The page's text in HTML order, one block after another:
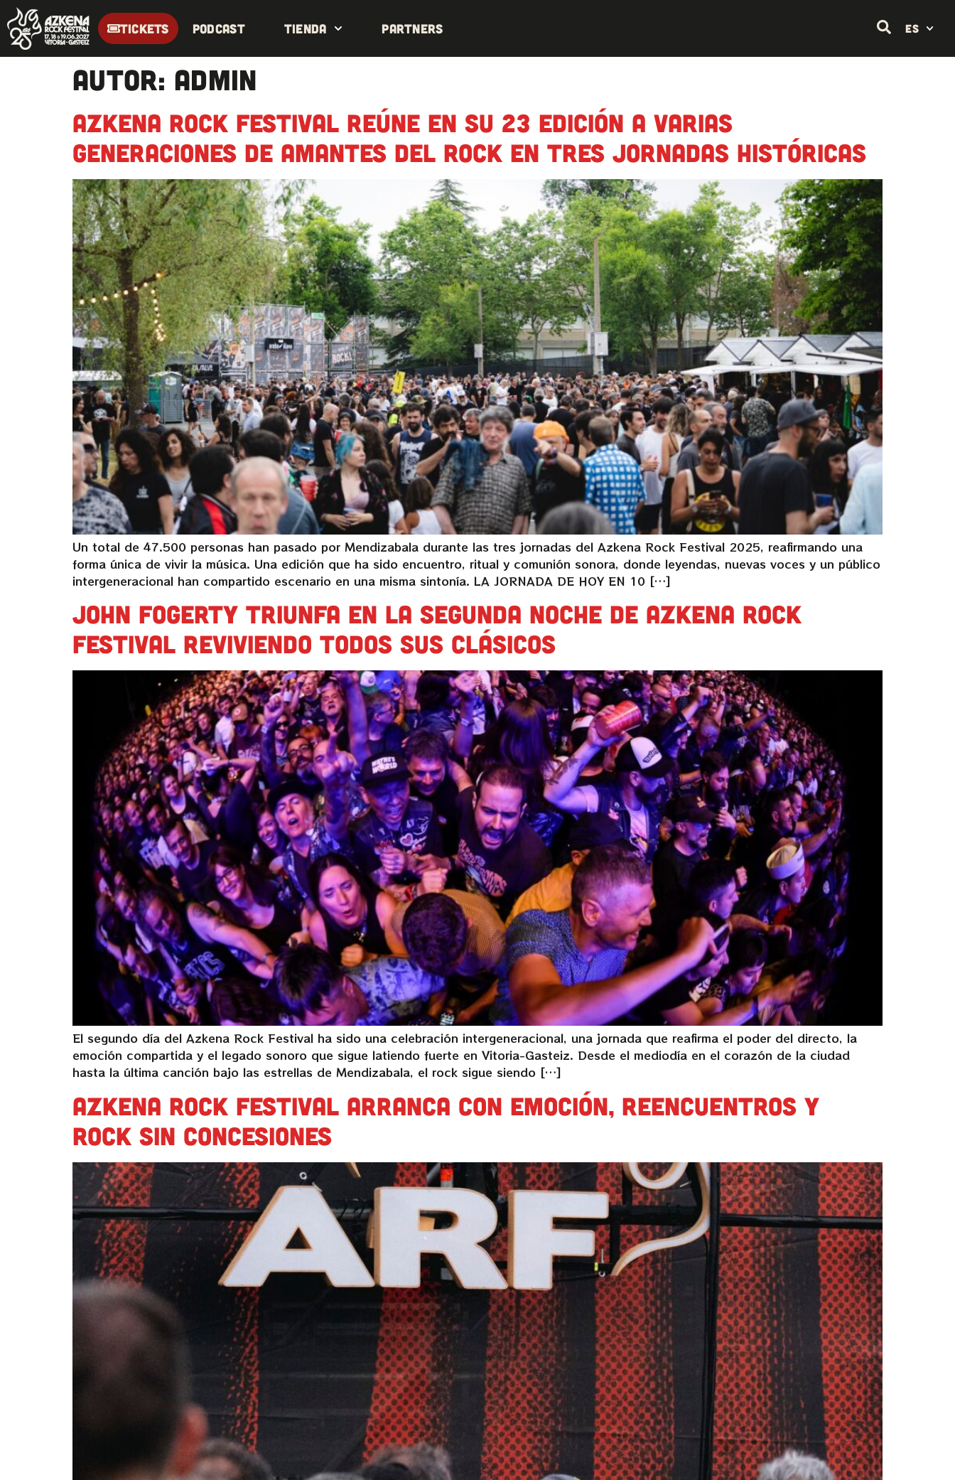
TICKETS Podcast Tienda Partners ES
Autor: admin
Azkena Rock Festival reúne en su 23 edición a varias
generaciones de amantes del rock en tres jornadas históricas
Un total de 47.500 personas han pasado por Mendizabala durante las tres jornadas del Azkena Rock Festival 2025, reafirmando una
forma única de vivir la música. Una edición que ha sido encuentro, ritual y comunión sonora, donde leyendas, nuevas voces y un público
intergeneracional han compartido escenario en una misma sintonía. LA JORNADA DE HOY EN 10 […]
John Fogerty triunfa en la segunda noche de Azkena Rock
Festival reviviendo todos sus clásicos
El segundo día del Azkena Rock Festival ha sido una celebración intergeneracional, una jornada que reafirma el poder del directo, la
emoción compartida y el legado sonoro que sigue latiendo fuerte en Vitoria-Gasteiz. Desde el mediodía en el corazón de la ciudad
hasta la última canción bajo las estrellas de Mendizabala, el rock sigue siendo […]
Azkena Rock Festival arranca con emoción, reencuentros y
rock sin concesiones